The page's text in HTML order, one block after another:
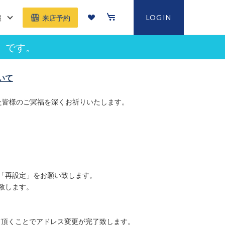
来店予約 LOGIN
す。
て
様のご冥福を深くお祈りいたします。
設定」をお願い致します。
ます。
ことでアドレス変更が完了致します。